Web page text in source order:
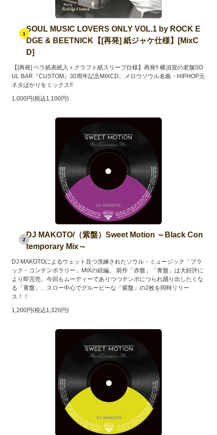
1
SOUL MUSIC LOVERS ONLY VOL.1 by ROCK E
DGE & BEETNICK【[再発] 紙ジャケ仕様】[MixC
D]
【[再発] ペラ紙表紙入＋クラフト紙スリーブ仕様】再発!! 横須賀の老舗SO
UL BAR『CUSTOM』30周年記念MIXCD。メロウソウル名曲・HIPHOP元
ネタばかりをミックス!!
1,000円(税込1,100円)
2
DJ MAKOTO/（紫盤）Sweet Motion ～Black Con
temporary Mix～
DJ MAKOTOによるウェット且つ洗練されたソウル・ミュージック「ブラ
ック・コンテンポラリー」MIXの続編。 前作「赤盤」「青盤」は大好評に
より即完売。今回もムーディーでありつつテンポにつられ踊り出したくな
る「黄盤」、スロー中心でグルービーな「紫盤」の2枚を同時リリー
ス！！
1,200円(税込1,320円)